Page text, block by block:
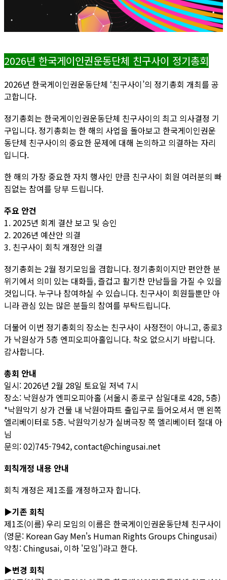
2026년 한국게이인권운동단체 친구사이 정기총회
2026년 한국게이인권운동단체 ‘친구사이’의 정기총회 개최를 공
고합니다.
정기총회는 한국게이인권운동단체 친구사이의 최고 의사결정 기
구입니다. 정기총회는 한 해의 사업을 돌아보고 한국게이인권운
동단체 친구사이의 중요한 문제에 대해 논의하고 의결하는 자리
입니다.
한 해의 가장 중요한 자치 행사인 만큼 친구사이 회원 여러분의 빠
짐없는 참여를 당부 드립니다.
주요 안건
1. 2025년 회계 결산 보고 및 승인
2. 2026년 예산안 의결
3. 친구사이 회칙 개정안 의결
정기총회는 2월 정기모임을 겸합니다. 정기총회이지만 편안한 분
위기에서 의미 있는 대화들, 즐겁고 활기찬 만남들을 가질 수 있을
것입니다. 누구나 참여하실 수 있습니다. 친구사이 회원들뿐만 아
니라 관심 있는 많은 분들의 참여를 부탁드립니다.
더불어 이번 정기총회의 장소는 친구사이 사정전이 아니고, 종로3
가 낙원상가 5층 엔피오피아홀입니다. 착오 없으시기 바랍니다.
감사합니다.
총회 안내
일시: 2026년 2월 28일 토요일 저녁 7시
장소: 낙원상가 엔피오피아홀 (서울시 종로구 삼일대로 428, 5층)
*낙원악기 상가 건물 내 낙원아파트 출입구로 들어오셔서 맨 왼쪽
엘리베이터로 5층. 낙원악기상가 실버극장 쪽 엘리베이터 절대 아
님
문의: 02)745-7942, contact@chingusai.net
회칙개정 내용 안내
회칙 개정은 제1조를 개정하고자 합니다.
▶기존 회칙
제1조(이름) 우리 모임의 이름은 한국게이인권운동단체 친구사이
(영문: Korean Gay Men's Human Rights Groups Chingusai)
약칭: Chingusai, 이하 '모임')라고 한다.
▶변경 회칙